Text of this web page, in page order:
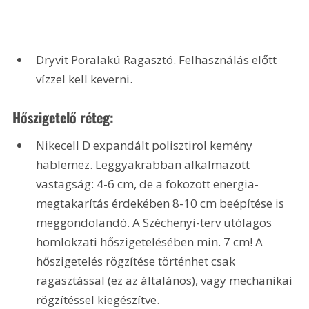
Dryvit Poralakú Ragasztó. Felhasználás előtt
vízzel kell keverni.
Hőszigetelő réteg:
Nikecell D expandált polisztirol kemény
hablemez. Leggyakrabban alkalmazott
vastagság: 4-6 cm, de a fokozott energia-
megtakarítás érdekében 8-10 cm beépítése is
meggondolandó. A Széchenyi-terv utólagos
homlokzati hőszigetelésében min. 7 cm! A
hőszigetelés rögzítése történhet csak
ragasztással (ez az általános), vagy mechanikai
rögzítéssel kiegészítve.